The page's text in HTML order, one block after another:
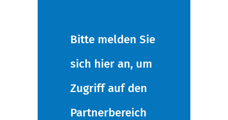
Bitte melden Sie
sich hier an, um
Zugriff auf den
Partnerbereich